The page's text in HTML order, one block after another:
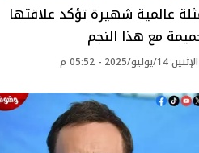
عالمية شهيرة تؤكد علاقتها
مع هذا النجم
الإثنين 14/يوليو/2025 - 05:52 م